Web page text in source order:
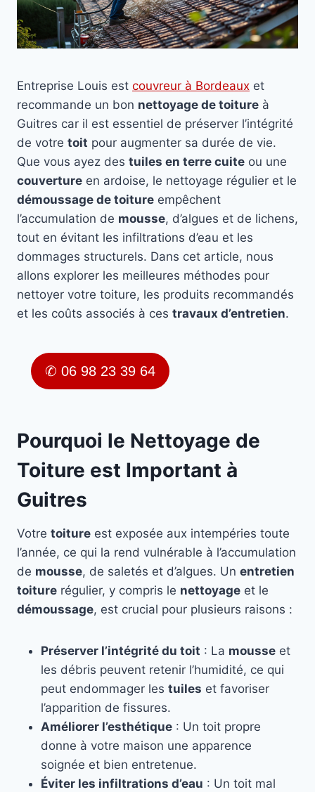
Entreprise Louis est couvreur à Bordeaux et
recommande un bon nettoyage de toiture à
Guitres car il est essentiel de préserver l’intégrité
de votre toit pour augmenter sa durée de vie.
Que vous ayez des tuiles en terre cuite ou une
couverture en ardoise, le nettoyage régulier et le
démoussage de toiture empêchent
l’accumulation de mousse, d’algues et de lichens,
tout en évitant les infiltrations d’eau et les
dommages structurels. Dans cet article, nous
allons explorer les meilleures méthodes pour
nettoyer votre toiture, les produits recommandés
et les coûts associés à ces travaux d’entretien.
✆ 06 98 23 39 64
Pourquoi le Nettoyage de
Toiture est Important à
Guitres
Votre toiture est exposée aux intempéries toute
l’année, ce qui la rend vulnérable à l’accumulation
de mousse, de saletés et d’algues. Un entretien
toiture régulier, y compris le nettoyage et le
démoussage, est crucial pour plusieurs raisons :
Préserver l’intégrité du toit : La mousse et
les débris peuvent retenir l’humidité, ce qui
peut endommager les tuiles et favoriser
l’apparition de fissures.
Améliorer l’esthétique : Un toit propre
donne à votre maison une apparence
soignée et bien entretenue.
Éviter les infiltrations d’eau : Un toit mal